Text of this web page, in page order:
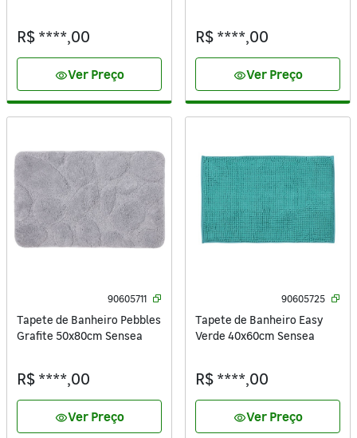
R$ ****,00
visibilityVer Preço
R$ ****,00
visibilityVer Preço
90605711
Tapete de Banheiro Pebbles
Grafite 50x80cm Sensea
R$ ****,00
visibilityVer Preço
90605725
Tapete de Banheiro Easy
Verde 40x60cm Sensea
R$ ****,00
visibilityVer Preço